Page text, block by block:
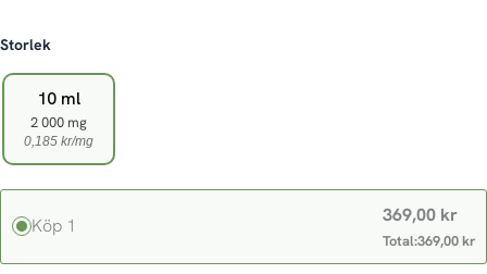
Storlek
10 ml
2 000 mg
0,185 kr/mg
Köp 1 369,00 kr
Total:369,00kr
Premium
olja
Indica
mängd